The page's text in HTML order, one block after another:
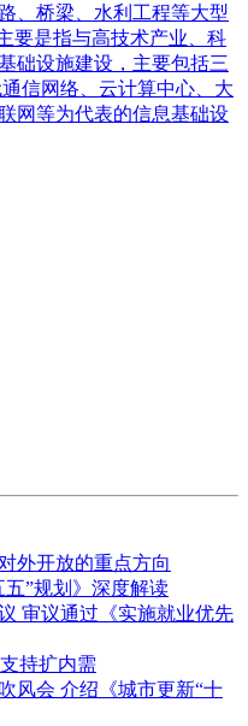
、桥梁、水利工程等大型
要是指与高技术产业、科
础设施建设，主要包括三
信网络、云计算中心、大
网等为代表的信息基础设
外开放的重点方向
五”规划》深度解读
审议通过《实施就业优先
持扩内需
风会 介绍《城市更新“十